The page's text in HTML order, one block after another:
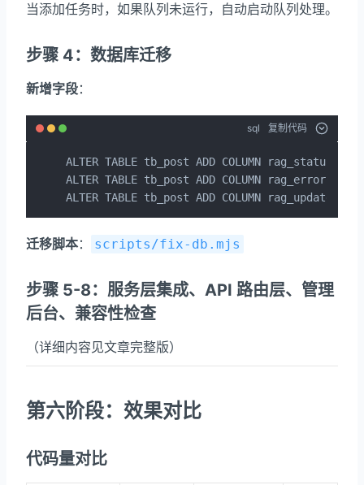
当添加任务时，如果队列未运行，自动启动队列处理。
步骤 4：数据库迁移
新增字段：
sql 复制代码
ALTER TABLE tb_post ADD COLUMN rag_status
ALTER TABLE tb_post ADD COLUMN rag_error TEXT;
ALTER TABLE tb_post ADD COLUMN rag_updated_at
迁移脚本： scripts/fix-db.mjs
步骤 5-8：服务层集成、API 路由层、管理
后台、兼容性检查
（详细内容见文章完整版）
第六阶段：效果对比
代码量对比